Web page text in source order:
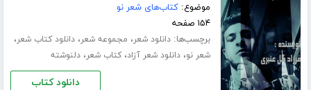
موضوع:کتاب‌های شعر نو
۱۵۴ صفحه
برچسب‌ها:دانلود شعر، مجموعه شعر،دانلود کتاب شعر،
شعر نو،دانلود شعر آزاد،کتاب شعر،دلنوشته
دانلود کتاب